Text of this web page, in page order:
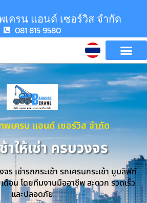
เครน แอนด์ เซอร์วิส จำกัด
081 815 9580
พเครน แอนด์ เซอร์วิส จำกัด
าให้เช่า ครบวงจร
จร เช่ารถกระเช้า รถเครนกระเช้า บูมลิฟท์
ดือน โดยทีมงานมืออาชีพ สะดวก รวดเร็ว
และปลอดภัย